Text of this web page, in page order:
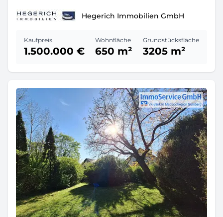
Hegerich Immobilien GmbH
Kaufpreis
1.500.000 €
Wohnfläche
650 m²
Grundstücksfläche
3205 m²